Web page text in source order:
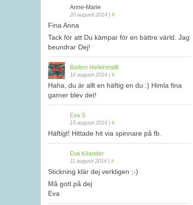
Anne-Marie
20 augusti 2014 | #
Fina Anna
Tack för att Du kämpar för en bättre värld. Jag
beundrar Dej!
Barbro Heikinmatti
16 augusti 2014 | #
Haha, du är allt en häftig en du :) Himla fina
garner blev det!
Eva S
15 augusti 2014 | #
Häftigt! Hittade hit via spinnare på fb.
Eva Kilander
11 augusti 2014 | #
Stickning klär dej verkligen ;-)
Må gott på dej
Eva